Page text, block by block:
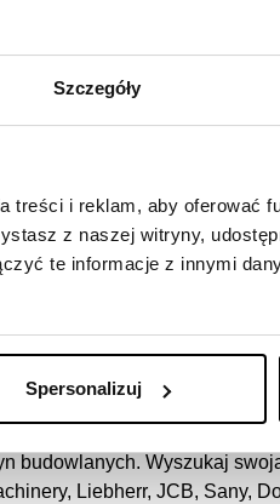
Szczegóły
i reklam, aby oferować
z naszej witryny,
te informacje z innymi
Spersonalizuj
ciągników, koparek,
koparek, koparko-
koparek ssących, koparek
filtrów.(Link)
jakości urządzeniu
budowlanych. Wyszukaj
Liebherr, JCB, Sany,